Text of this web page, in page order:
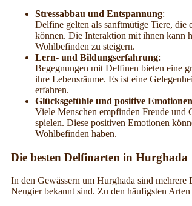
Stressabbau und Entspannung:
Delfine gelten als sanftmütige Tiere, die
können. Die Interaktion mit ihnen kann
Wohlbefinden zu steigern.
Lern- und Bildungserfahrung:
Begegnungen mit Delfinen bieten eine
ihre Lebensräume. Es ist eine
erfahren.
Glücksgefühle und positive Emotionen
Viele Menschen empfinden Freude
spielen. Diese positiven Emotionen
Wohlbefinden haben.
Die besten Delfinarten in Hurghada
In den Gewässern um Hurghada sind
Neugier bekannt sind. Zu den häufigsten Arten